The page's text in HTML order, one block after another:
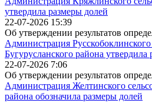
утвердила размеры долей
22-07-2026 15:39
Об утверждении результатов
Администрация Русскобоклинского
Бугурусланского района утвердила
22-07-2026 7:06
Об утверждении результатов
Администрация Желтинского
района обозначила размеры долей